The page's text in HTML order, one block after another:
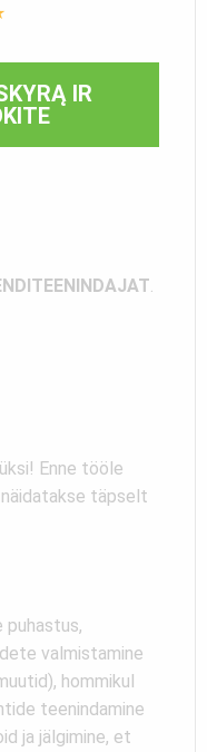
IR
Enne tööle
täpselt
puhastus,
valmistamine
hommikul
teenindamine
ja jälgimine, et